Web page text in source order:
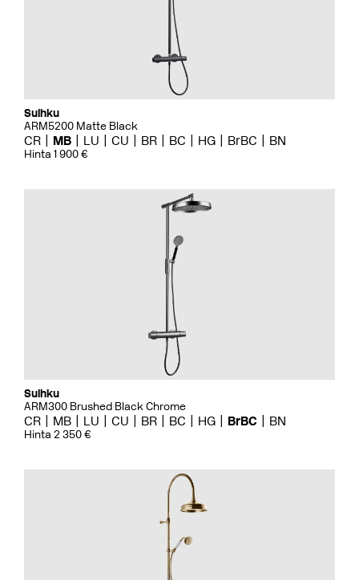
Suihku
ARM5200 Matte Black
CR MB LU CU BR BC HG BrBC BN
Hinta 1 900 €
Suihku
ARM300 Brushed Black Chrome
CR MB LU CU BR BC HG BrBC BN
Hinta 2 350 €